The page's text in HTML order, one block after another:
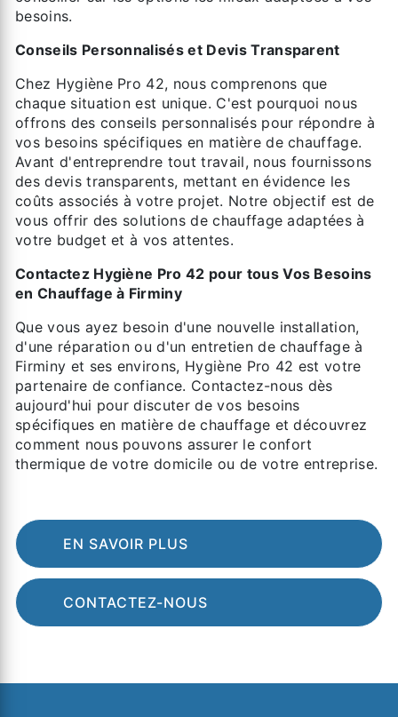
besoins.
Conseils Personnalisés et Devis Transparent
Chez Hygiène Pro 42, nous comprenons que
chaque situation est unique. C'est pourquoi nous
offrons des conseils personnalisés pour répondre à
vos besoins spécifiques en matière de chauffage.
Avant d'entreprendre tout travail, nous fournissons
des devis transparents, mettant en évidence les
coûts associés à votre projet. Notre objectif est de
vous offrir des solutions de chauffage adaptées à
votre budget et à vos attentes.
Contactez Hygiène Pro 42 pour tous Vos Besoins
en Chauffage à Firminy
Que vous ayez besoin d'une nouvelle installation,
d'une réparation ou d'un entretien de chauffage à
Firminy et ses environs, Hygiène Pro 42 est votre
partenaire de confiance. Contactez-nous dès
aujourd'hui pour discuter de vos besoins
spécifiques en matière de chauffage et découvrez
comment nous pouvons assurer le confort
thermique de votre domicile ou de votre entreprise.
EN SAVOIR PLUS
CONTACTEZ-NOUS